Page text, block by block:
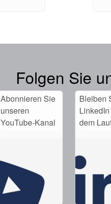
Folgen Sie
Abonnieren Sie
unseren
YouTube-Kanal
Bleiben
dem